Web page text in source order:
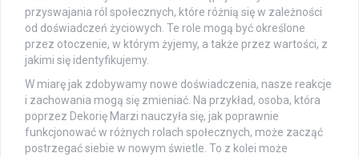
przyswajania ról społecznych, które różnią się w zależności
od doświadczeń życiowych. Te role mogą być określone
przez otoczenie, w którym żyjemy, a także przez wartości, z
jakimi się identyfikujemy.
W miarę jak zdobywamy nowe doświadczenia, nasze reakcje
i zachowania mogą się zmieniać. Na przykład, osoba, która
poprzez Dekorię Marzi nauczyła się, jak poprawnie
funkcjonować w różnych rolach społecznych, może zacząć
postrzegać siebie w nowym świetle. To z kolei może